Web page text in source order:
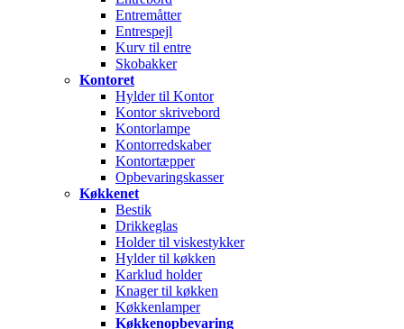
Entremåtter
Entrespejl
Kurv til entre
Skobakker
Kontoret
Hylder til Kontor
Kontor skrivebord
Kontorlampe
Kontorredskaber
Kontortæpper
Opbevaringskasser
Køkkenet
Bestik
Drikkeglas
Holder til viskestykker
Hylder til køkken
Karklud holder
Knager til køkken
Køkkenlamper
Køkkenopbevaring